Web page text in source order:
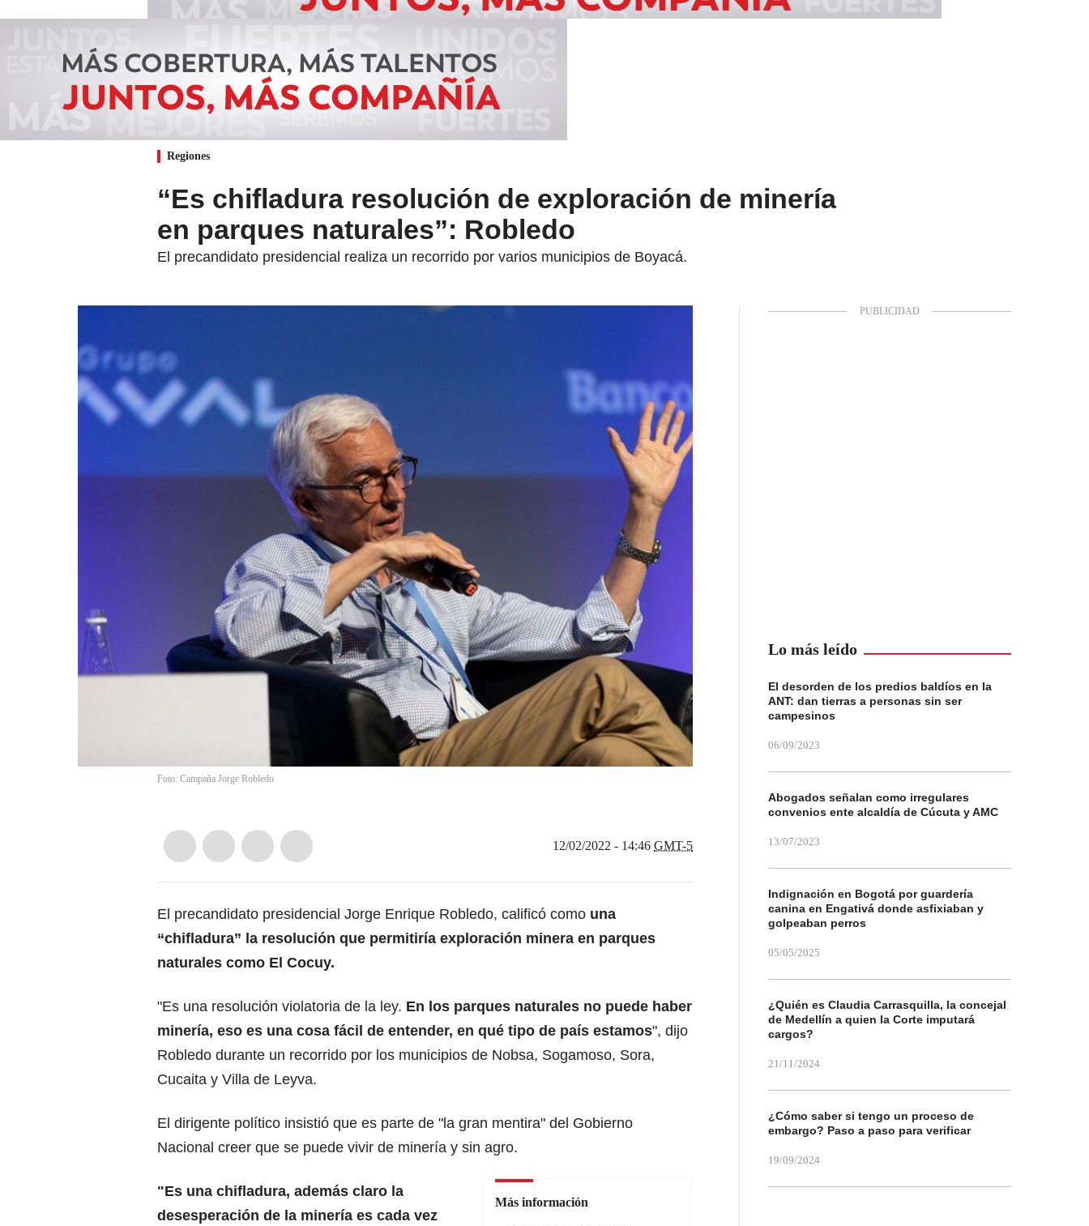
Regiones
“Es chifladura resolución de exploración de minería
en parques naturales”: Robledo
El precandidato presidencial realiza un recorrido por varios municipios de Boyacá.
Foto: Campaña Jorge Robledo
12/02/2022 - 14:46 GMT-5
El precandidato presidencial Jorge Enrique Robledo, calificó como una
“chifladura” la resolución que permitiría exploración minera en parques
naturales como El Cocuy.
"Es una resolución violatoria de la ley. En los parques naturales no puede haber
minería, eso es una cosa fácil de entender, en qué tipo de país estamos", dijo
Robledo durante un recorrido por los municipios de Nobsa, Sogamoso, Sora,
Cucaita y Villa de Leyva.
El dirigente político insistió que es parte de "la gran mentira" del Gobierno
Nacional creer que se puede vivir de minería y sin agro.
Más información
"Es una chifladura, además claro la
desesperación de la minería es cada vez
Lo más leído
El desorden de los predios baldíos en la
ANT: dan tierras a personas sin ser
campesinos
06/09/2023
Abogados señalan como irregulares
convenios ente alcaldía de Cúcuta y AMC
13/07/2023
Indignación en Bogotá por guardería
canina en Engativá donde asfixiaban y
golpeaban perros
05/05/2025
¿Quién es Claudia Carrasquilla, la concejal
de Medellín a quien la Corte imputará
cargos?
21/11/2024
¿Cómo saber si tengo un proceso de
embargo? Paso a paso para verificar
19/09/2024